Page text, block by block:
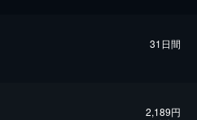
31日間
2,189円